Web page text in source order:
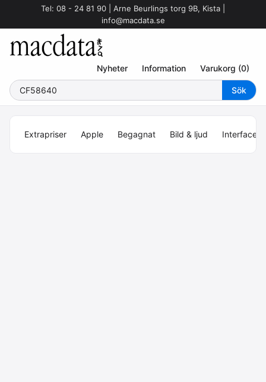
Tel: 08 - 24 81 90 | Arne Beurlings torg 9B, Kista |
info@macdata.se
Nyheter Information Varukorg (0)
Extrapriser Apple Begagnat Bild & ljud Interface